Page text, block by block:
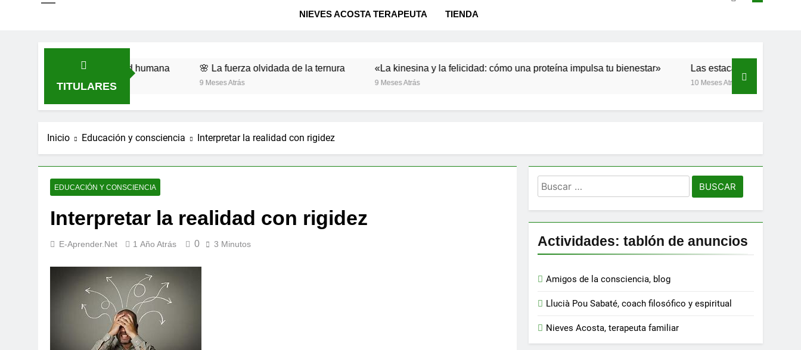
NIEVES ACOSTA TERAPEUTA TIENDA
TITULARES
y la dignidad humana 🌸 La fuerza olvidada de la ternura
9 Meses Atrás
«La kinesina y la felicidad: cómo una proteína impulsa tu bienestar»
9 Meses Atrás
Las estacas invisibles: cómo las
10 Meses Atrás
Inicio Educación y consciencia Interpretar la realidad con rigidez
EDUCACIÓN Y CONSCIENCIA
Interpretar la realidad con rigidez
E-Aprender.net 1 Año Atrás 0 3 Minutos
Buscar:
Actividades: tablón de anuncios
Amigos de la consciencia, blog
Llucià Pou Sabaté, coach filosófico y espiritual
Nieves Acosta, terapeuta familiar